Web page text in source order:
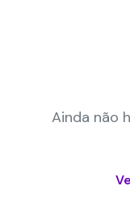
Ainda não